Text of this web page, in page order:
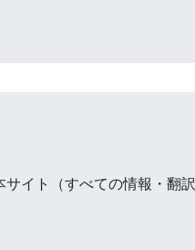
イト（すべての情報・翻